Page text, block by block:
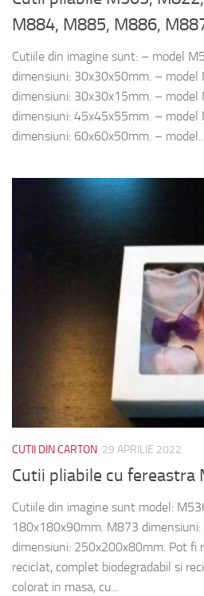
M884, M885, M886,
Cutiile din imagine sunt: – model
dimensiuni: 30x30x50mm. –
dimensiuni: 30x30x15mm. –
dimensiuni: 45x45x55mm. –
dimensiuni: 60x60x50mm. – model...
CUTII DIN CARTON 29 APRILIE 2022
Cutii pliabile cu fereastra
Cutiile din imagine sunt model:
180x180x90mm. M873
dimensiuni: 250x200x80mm. Pot fi
reciclat, complet biodegradabil si
colorat in masa, cu...